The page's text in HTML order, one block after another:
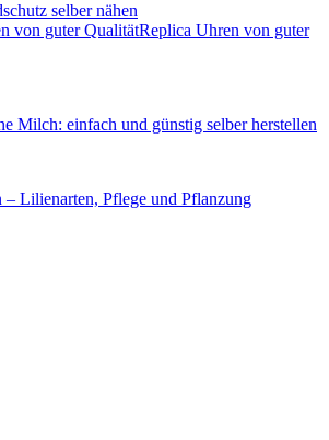
selber nähen
Replica Uhren von guter
Milch: einfach und günstig selber herstellen
Lilienarten, Pflege und Pflanzung